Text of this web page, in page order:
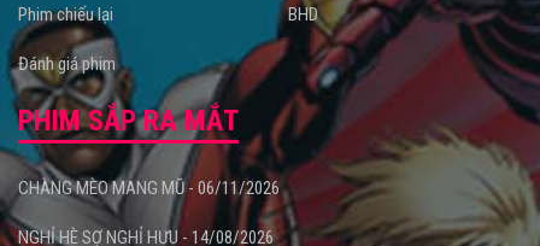
Phim chiếu lại
Đánh giá phim
BHD
PHIM SẮP RA MẮT
CHÀNG MÈO MANG MŨ - 06/11/2026
NGHỈ HÈ SỢ NGHỈ HƯU - 14/08/2026